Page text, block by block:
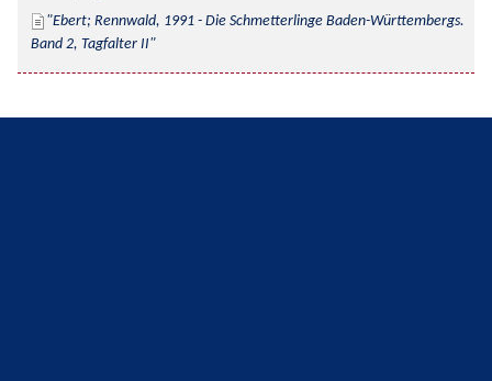
Ebert; Rennwald, 1991 - Die Schmetterlinge Baden-Württembergs.
Band 2, Tagfalter II